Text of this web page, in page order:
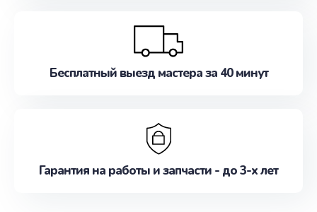
Бесплатный выезд мастера за 40 минут
Гарантия на работы и запчасти - до 3-х лет